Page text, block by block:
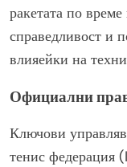
ракетата по
справедливост и
влияейки на
Официални
Ключови
тенис федерация